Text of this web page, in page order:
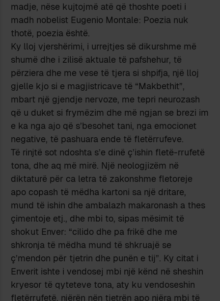
madje, nëse kujtojmë atë që thoshte poeti i
madh nobelist Eugenio Montale: Poezia nuk
thotë, poezia është.
Ky lloj vjershërimi, i urrejtjes së dikurshme më
shumë dhe i zilisë aktuale të pafshehur, të
përziera dhe me vese të tjera si shpifja, një lloj
gjelle kjo si e magjistricave të “Makbethit”,
mbart një gjendje nervoze, me tepri neurozash
që u duket si frymëzim dhe më ngjan se brezi im
e ka nga ajo që s’besohet tani, nga emocionet
negative, të pashuara ende të fletërrufeve.
Të rinjtë sot ndoshta s’e dinë ç’ishin fletë-rrufetë
tona, dhe aq më mirë. Një neologjizëm në
diktaturë për ca letra të zakonshme fletoreje
apo copash të mëdha kartoni sa një dritare,
mund të ishin dhe ambalazh makaronash a thes
çimentoje etj., dhe mbi to, sipas mësimit të
shokut Enver: “cilido dhe pa frikë dhe me
shkronja të mëdha mund të shkruajë se
ç’mendon për tjetrin dhe punën e tij”. Ky citat i
Enverit ishte i vendosej mbi një kënd në sheshin
kryesor të qyteteve tona, aty ku vendoseshin
fletërrufetë, njërën nën tjetrën apo njëra mbi të